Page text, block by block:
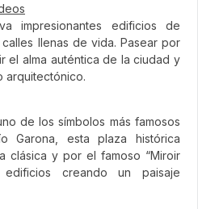
impresionantes edificios de
llenas de vida. Pasear por
el alma auténtica de la ciudad y
arquitectónico.
de los símbolos más famosos
Garona, esta plaza histórica
clásica y por el famoso “Miroir
creando un paisaje